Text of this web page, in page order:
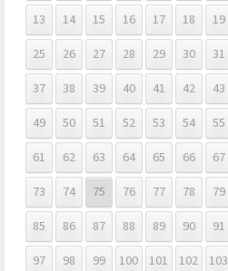
13
14 15 16 17 18 19
25
26 27 28 29 30 31
37
38 39 40 41 42 43
49
50 51 52 53 54 55
61
62 63 64 65 66 67
73
74 75 76 77 78 79
85
86 87 88 89 90 91
97
98 99 100 101 102 103